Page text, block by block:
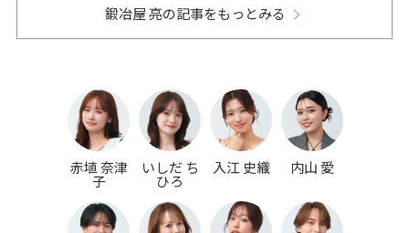
鍛冶屋 亮の記事をもっとみる
赤埴 奈津
子
いしだ ち
ひろ
入江 史織 内山 愛